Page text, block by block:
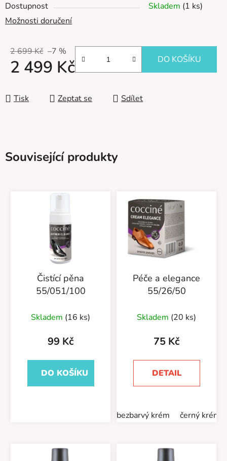
Dostupnost Skladem (1 ks)
Možnosti doručení
2 699 Kč –7 %
2 499 Kč DO KOŠÍKU
Tisk Zeptat se Sdílet
Související produkty
Čistící pěna
55/051/100
Skladem (16 ks)
99 Kč
DO KOŠÍKU
Péče a elegance
55/26/50
Skladem (20 ks)
75 Kč
DETAIL
bezbarvý krém černý krém